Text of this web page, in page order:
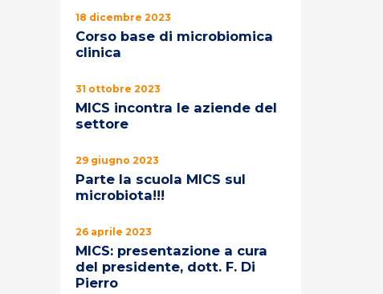
18 dicembre 2023
Corso base di microbiomica
clinica
31 ottobre 2023
MICS incontra le aziende del
settore
29 giugno 2023
Parte la scuola MICS sul
microbiota!!!
26 aprile 2023
MICS: presentazione a cura
del presidente, dott. F. Di
Pierro